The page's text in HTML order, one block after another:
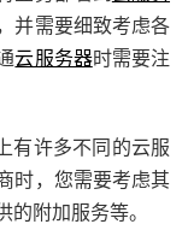
并需要细致考虑各
云服务器时需要注
有许多不同的云服
时，您需要考虑其
附加服务等。